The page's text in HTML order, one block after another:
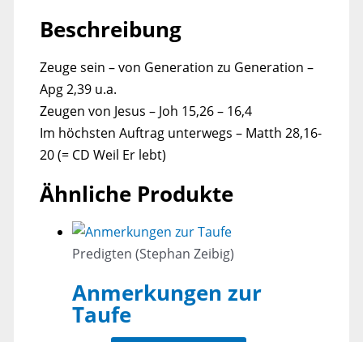
Beschreibung
Zeuge sein – von Generation zu Generation –
Apg 2,39 u.a.
Zeugen von Jesus – Joh 15,26 – 16,4
Im höchsten Auftrag unterwegs – Matth 28,16-
20 (= CD Weil Er lebt)
Ähnliche Produkte
Predigten (Stephan Zeibig)
Anmerkungen zur
Taufe